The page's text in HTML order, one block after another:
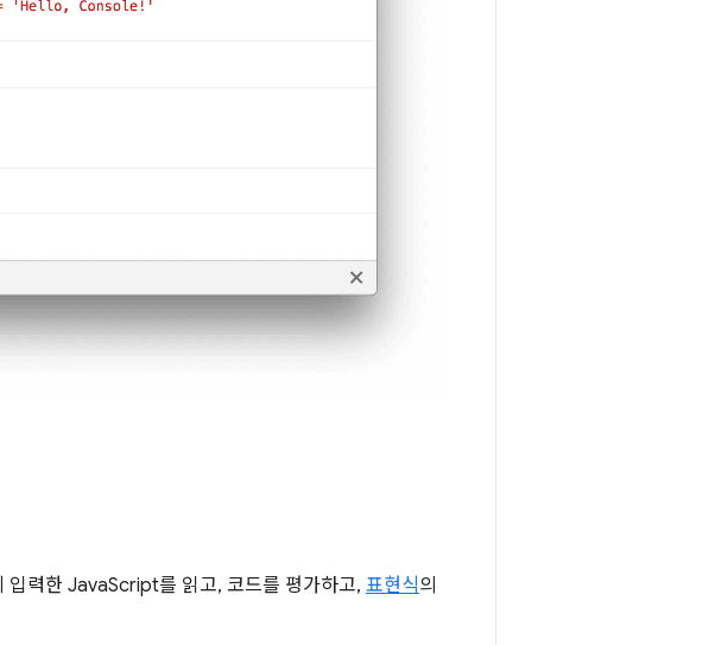
입력한 JavaScript를 읽고, 코드를 평가하고, 표현식의